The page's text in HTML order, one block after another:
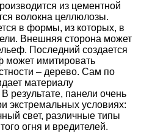
из цементной
волокна целлюлозы.
в формы, из которых, в
Внешняя сторона может
Последний создается
может имитировать
– дерево. Сам по
материалу
результате, панели очень
экстремальных условиях:
свет, различные типы
огня и вредителей.